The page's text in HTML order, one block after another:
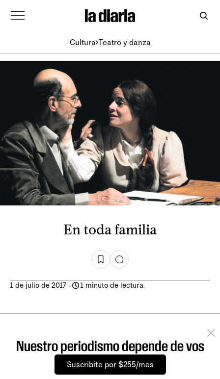
Cultura Teatro y danza
En toda familia
1 de julio de 2017 - 1 minuto de lectura
Nuestro periodismo depende de vos
Suscribite por $255/mes